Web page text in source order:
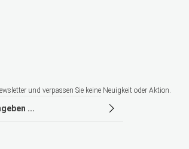
und verpassen Sie keine Neuigkeit oder Aktion.